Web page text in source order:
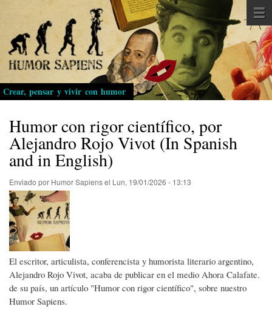
Pasar
al
contenido
principal
Crear, pensar y vivir con humor
Humor con rigor científico, por
Alejandro Rojo Vivot (In Spanish
and in English)
Enviado por Humor Sapiensel Lun, 19/01/2026 - 13:13
El escritor, articulista, conferencista y humorista literario argentino,
Alejandro Rojo Vivot, acaba de publicar en el medio Ahora Calafate.
de su país, un artículo "Humor con rigor científico", sobre nuestro
Humor Sapiens.